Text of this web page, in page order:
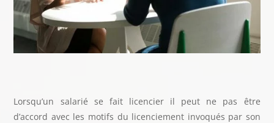
Lorsqu’un salarié se fait licencier il peut ne pas être
d’accord avec les motifs du licenciement invoqués par son